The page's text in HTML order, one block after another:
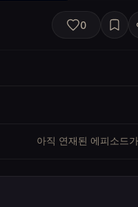
0
아직 연재된 에피소드